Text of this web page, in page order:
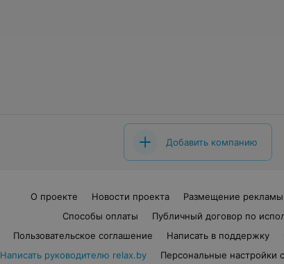
Добавить компанию
О проекте Новости проекта Размещение рекламы
Способы оплаты
Публичный договор по
Пользовательское соглашение
Написать в поддержку
Написать руководителю relax.by
Персональные настройки